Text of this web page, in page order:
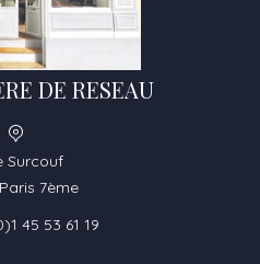
DE RESEAU
Surcouf
7ème
45 53 61 19